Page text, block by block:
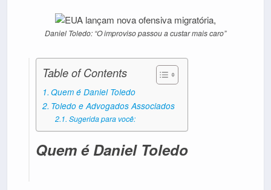
Daniel Toledo: “O improviso passou a custar mais caro”
Table of Contents
Quem é Daniel Toledo
Toledo e Advogados Associados
Sugerida para você:
Quem é Daniel Toledo